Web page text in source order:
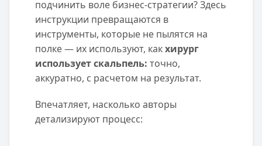
подчинить воле бизнес-стратегии? Здесь
инструкции превращаются в
инструменты, которые не пылятся на
полке — их используют, какхирург
использует скальпель: точно,
аккуратно, с расчетом на результат.
Впечатляет, насколько авторы
детализируют процесс: